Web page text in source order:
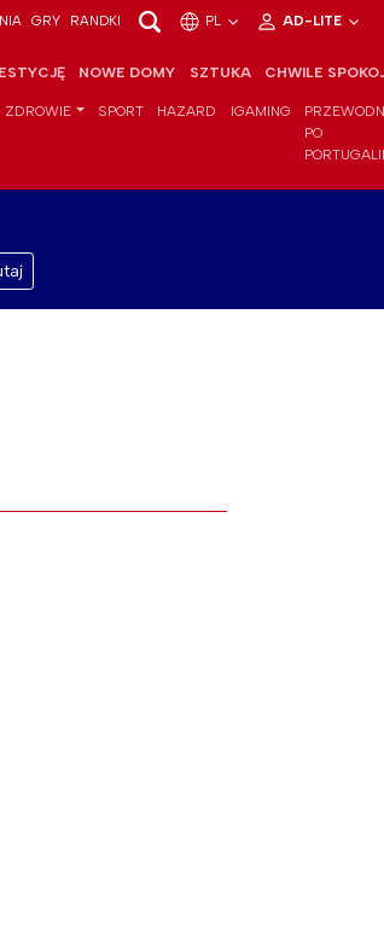
GRY RANDKI PL AD-LITE
NOWE DOMY SZTUKA CHWILE
ZDROWIE SPORT HAZARD IGAMING
PO
PORTUGALII